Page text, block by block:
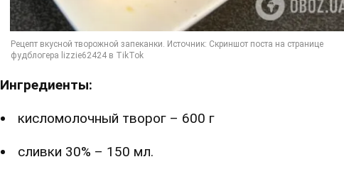
Ингредиенты:
кисломолочный творог – 600 г
сливки 30% – 150 мл.